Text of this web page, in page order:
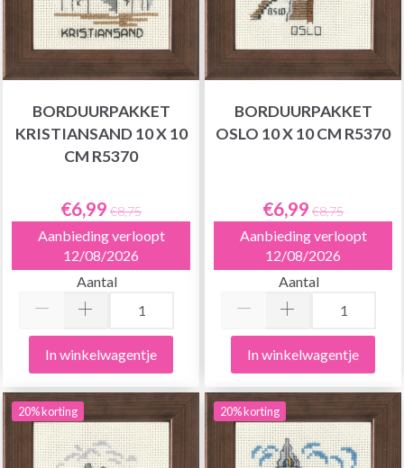
BORDUURPAKKET
KRISTIANSAND 10 X 10
CM R5370
€6,99 €8,75
Aanbieding verloopt
12/08/2026
Aantal
In winkelwagentje
BORDUURPAKKET
OSLO 10 X 10 CM R5370
€6,99 €8,75
Aanbieding verloopt
12/08/2026
Aantal
In winkelwagentje
20% korting 20% korting